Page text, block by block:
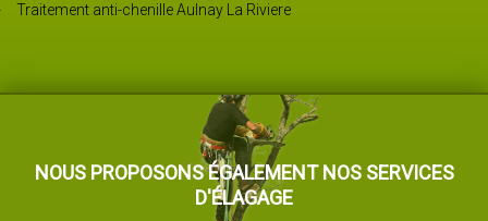
Traitement anti-chenille Aulnay La Riviere
NOUS PROPOSONS ÉGALEMENT NOS SERVICES
D'ÉLAGAGE